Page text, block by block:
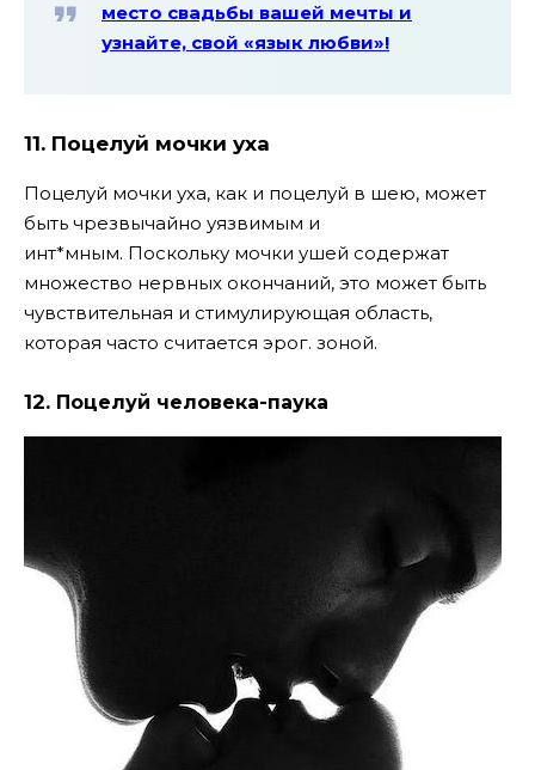
место свадьбы вашей мечты и
узнайте, свой «язык любви»!
11. Поцелуй мочки уха
Поцелуй мочки уха, как и поцелуй в шею, может
быть чрезвычайно уязвимым и
инт*мным. Поскольку мочки ушей содержат
множество нервных окончаний, это может быть
чувствительная и стимулирующая область,
которая часто считается эрог. зоной.
12. Поцелуй человека-паука